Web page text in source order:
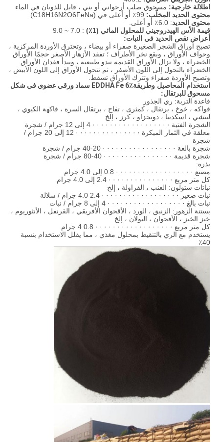
اطلالة خارجية: مسحوق صلب أرجواني أو بني ، قابل للذوبان في الماء
محتوى الحديد المخلّب: 99٪ أو أعلى في (C18H16N2O6FeNa)
محتوى الحديد: 6.0٪ أو أعلى.
قيمة الأس الهيدروجيني للمحلول المائي (1٪)
: 7.0 ~ 9.0
أعراض نقص الحديد في النبات:
تصبح أوراق الشجر الصغيرة صفراء أو بيضاء ، وتحترق الأوردة المركزية ،
وحواف الأوراق ، وبقع نخر الأطراف ؛ تفقد الأزهار الأصغر حجمًا الأوراق
الخضراء ، ولا تزال الأوراق القديمة تبدو طبيعية ، ويبدأ فقدان الأوراق
الخضراء بالتحول إلى اللون الأصفر ، ثم تتحول الأوراق إلى اللون الأبيض ،
وتصبح الأوردة صفراء وتترك الأوراق تسقط.
استخدام المحاصيل وطريقة
EDDHA Fe 6٪ سماد ورقي عضوي في شكل
مسحوق للبرتقال:
قاعدة التربة: ري الجذور
فواكه ، خوخ ، برتقال ، كمثرى ، تفاح ، برتقال السرة ، فاكهة الكيوي ،
ليتشي ، اسكدنيا ، دونجزاو ، كرز ، إلخ
الشجرة الفتية · · · · · · · · · · · · · · · · · · 4 إلى 12 جرام / شجرة
معلقة في الثمار المبكرة · · · · · · · · · · · · · · · 12 إلى 20 جرام /
شجرة
شجرة بالغة · · · · · · · · · · · · · · · · · 20-40 جرام / شجرة
شجرة قديمة · · · · · · · · · · · · · · · · 40-80 جرام / شجرة
بذرة:
مصنع · · · · · · · · · · · · · · · · · · 0.8 إلى 4.0 جرام
كل متر مربع · · · · · · · · · · · · · · · 2.4 إلى 4.0 جرام
نباتات ستولون: العنب ، الفراولة ، إلخ
نبات صغير · · · · · · · · · · · · · · · · · · 2.4 4.0 جرام / سلالة
نبات بالغ · · · · · · · · · · · · · · · · · · 4 إلى 8 جرام / نبات
بستنة الزهور: الزنبق ، الورد ، الأقحوان الأفريقي ، القرنفل ، الأنثوريوم ،
خبز الخبز ، الأقحوان ، اليولان ، إلخ
كل متر مربع · · · · · · · · · · · · · · · · · · 0.8 4 جرام
يستخدم مع الري بالتنقيط بمحلول مغذي ، مما يقلل الاستخدام بنسبة
40٪